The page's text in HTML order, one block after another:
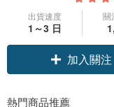
出貨速度
1～3 日
關
領優惠券
熱門商品推薦